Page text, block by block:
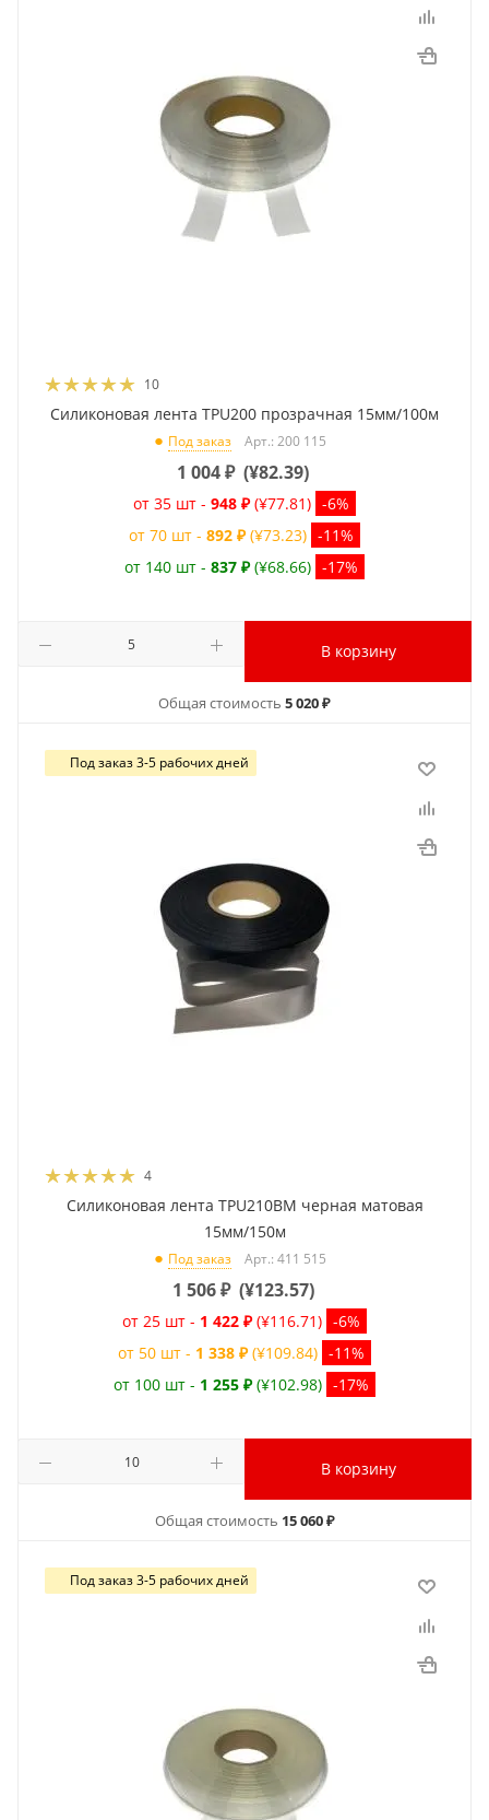
10
Силиконовая лента TPU200 прозрачная 15мм/100м
Под заказ Арт.: 200 115
1 004₽ (¥82.39)
от 35 шт - 948 ₽ (¥77.81) -6%
от 70 шт - 892 ₽ (¥73.23) -11%
от 140 шт - 837 ₽ (¥68.66) -17%
В корзину
Общая стоимость 5 020 ₽
Под заказ 3-5 рабочих дней
4
Силиконовая лента TPU210BM черная матовая
15мм/150м
Под заказ Арт.: 411 515
1 506₽ (¥123.57)
от 25 шт - 1 422 ₽ (¥116.71) -6%
от 50 шт - 1 338 ₽ (¥109.84) -11%
от 100 шт - 1 255 ₽ (¥102.98) -17%
В корзину
Общая стоимость 15 060 ₽
Под заказ 3-5 рабочих дней